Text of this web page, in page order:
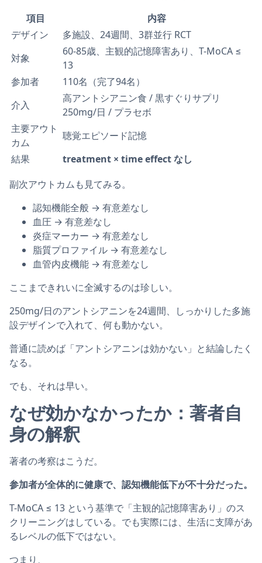
項目
内容
デザイン
多施設、24週間、3群並行 RCT
対象
60-85歳、主観的記憶障害あり、T-MoCA ≤
13
参加者
110名（完了94名）
介入
高アントシアニン食 / 黒すぐりサプリ
250mg/日 / プラセボ
主要アウト
カム
聴覚エピソード記憶
結果
treatment × time effect なし
副次アウトカムも見てみる。
認知機能全般 → 有意差なし
血圧 → 有意差なし
炎症マーカー → 有意差なし
脂質プロファイル → 有意差なし
血管内皮機能 → 有意差なし
ここまできれいに全滅するのは珍しい。
250mg/日のアントシアニンを24週間、しっかりした多施
設デザインで入れて、何も動かない。
普通に読めば「アントシアニンは効かない」と結論したく
なる。
でも、それは早い。
なぜ効かなかったか：著者自
身の解釈
著者の考察はこうだ。
参加者が全体的に健康で、認知機能低下が不十分だった。
T-MoCA ≤ 13 という基準で「主観的記憶障害あり」のス
クリーニングはしている。でも実際には、生活に支障があ
るレベルの低下ではない。
つまり、